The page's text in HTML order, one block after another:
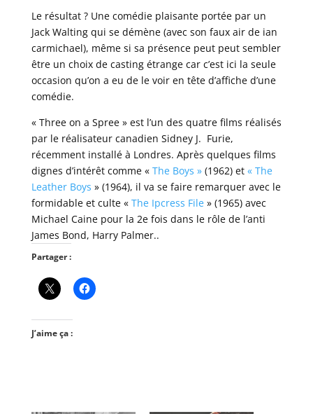
Le résultat ? Une comédie plaisante portée par un
Jack Walting qui se démène (avec son faux air de ian
carmichael), même si sa présence peut peut sembler
être un choix de casting étrange car c’est ici la seule
occasion qu’on a eu de le voir en tête d’affiche d’une
comédie.
« Three on a Spree » est l’un des quatre films réalisés
par le réalisateur canadien Sidney J. Furie,
récemment installé à Londres. Après quelques films
dignes d’intérêt comme « The Boys »(1962) et « The
Leather Boys » (1964), il va se faire remarquer avec le
formidable et culte « The Ipcress File» (1965) avec
Michael Caine pour la 2e fois dans le rôle de l’anti
James Bond, Harry Palmer..
Partager :
J’aime ça :